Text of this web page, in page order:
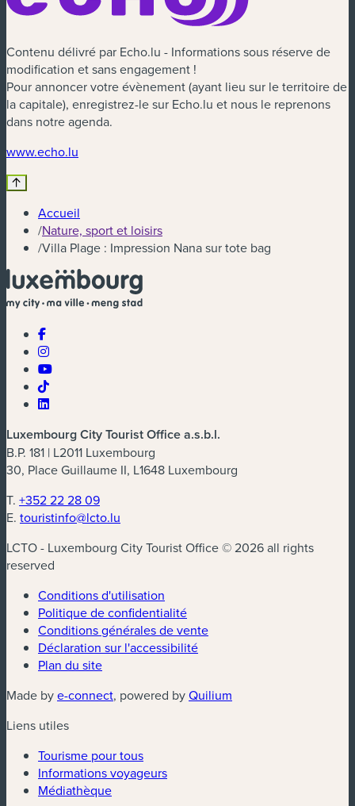
Contenu délivré par Echo.lu - Informations sous réserve de
modification et sans engagement !
Pour annoncer votre évènement (ayant lieu sur le territoire de
la capitale), enregistrez-le sur Echo.lu et nous le reprenons
dans notre agenda.
www.echo.lu
Accueil
/Nature, sport et loisirs
/Villa Plage : Impression Nana sur tote bag
Luxembourg City Tourist Office a.s.b.l.
B.P. 181 | L2011 Luxembourg
30, Place Guillaume II, L1648 Luxembourg
T. +352 22 28 09
E. touristinfo@lcto.lu
LCTO - Luxembourg City Tourist Office © 2026 all rights
reserved
Conditions d'utilisation
Politique de confidentialité
Conditions générales de vente
Déclaration sur l'accessibilité
Plan du site
Made bye-connect(nouvelle fenêtre)
, powered byQuilium
Liens utiles
Tourisme pour tous
Informations voyageurs
Médiathèque